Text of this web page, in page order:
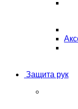
Защита рук